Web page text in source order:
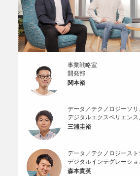
事業戦略室
開発部
関本裕
データ／テクノロジーソ
デジタルエクスペリエン
三浦圭裕
データ／テクノロジース
デジタルインテグレーシ
森本貴英